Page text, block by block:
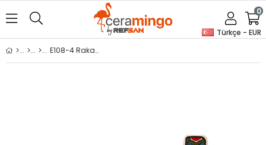
Türkçe - EUR
0
E108-4 Rakam Desenli Sır Altı Dekal 6x12 cm